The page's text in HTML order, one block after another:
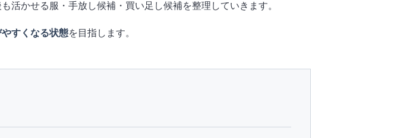
活かせる服・手放し候補・買い足し候補を整理していきます。
すくなる状態を目指します。